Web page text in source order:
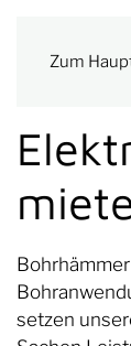
Zum
setzen